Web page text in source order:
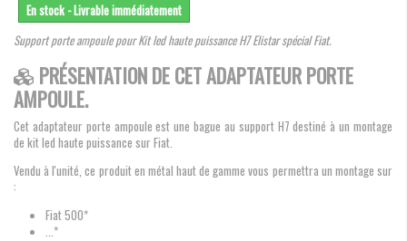
En stock - Livrable immédiatement
Support porte ampoule pour Kit led haute puissance H7 Elistar spécial Fiat.
PRÉSENTATION DE CET ADAPTATEUR PORTE
AMPOULE.
Cet adaptateur porte ampoule est une bague au support H7 destiné à un montage
de kit led haute puissance sur Fiat.
Vendu à l'unité, ce produit en métal haut de gamme vous permettra un montage sur
:
Fiat 500*
...*